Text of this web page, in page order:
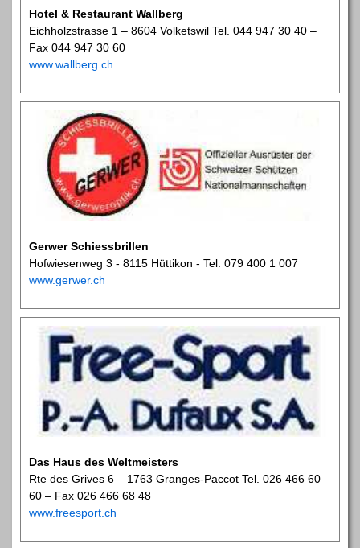
Hotel & Restaurant Wallberg
Eichholzstrasse 1 – 8604 Volketswil Tel. 044 947 30 40 –
Fax 044 947 30 60
www.wallberg.ch
Gerwer Schiessbrillen
Hofwiesenweg 3 - 8115 Hüttikon - Tel. 079 400 1 007
www.gerwer.ch
Das Haus des Weltmeisters
Rte des Grives 6 – 1763 Granges-Paccot Tel. 026 466 60
60 – Fax 026 466 68 48
www.freesport.ch